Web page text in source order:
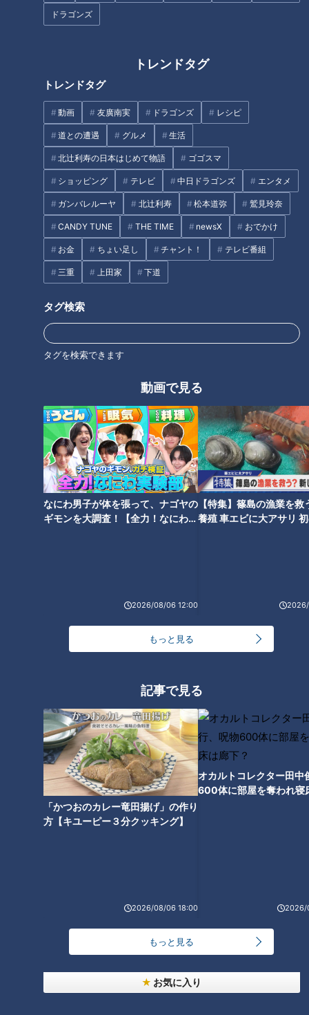
ドラゴンズ
トレンドタグ
トレンドタグ
動画 友廣南実 ドラゴンズ レシピ
道との遭遇 グルメ 生活
北辻利寿の日本はじめて物語 ゴゴスマ
ショッピング テレビ 中日ドラゴンズ エンタメ
ガンバレルーヤ 北辻利寿 松本道弥 鷲見玲奈
CANDY TUNE THE TIME newsX おでかけ
お金 ちょい足し チャント！ テレビ番組
三重 上田家 下道
タグ検索
タグを検索できます
動画で見る
なにわ男子が体を張って、ナゴヤの
ギモンを大調査！【全力！なにわ実
2026/08/06 12:00
【特集】篠島の漁業を救
養殖 車エビに大アサリ
もっと見る
記事で見る
「かつおのカレー竜田揚げ」の作り
方【キユーピー３分クッキング】
2026/08/06 18:00
オカルトコレクター田中
600体に部屋を奪われ寝
2026/
もっと見る
お気に入り
CBCテレビ野球中継「燃えよドラゴンズ」(C)燃えドラch
『みんなさあ、小田幸平の話をしても、知っているかな
『小田さん、結構有名じゃないですかぁ』
って、早速イジリ始めてますね、お二人さん！（笑）
『影の名捕手！？』
『名捕手ですか？』
まだまだイジリが収まりません！（笑）
憲伸さん、話すネタはないかとしばし黙り込み、突然口を開
『入団が同じなんよ！アイツ、オレよりも長くプレーした
んだよ』
『16年くらいプレーしてたんですか？』
ここで小田幸平さんのプチプロフィールを！
1997年ドラフト会議で読売ジャイアンツから4位指名を受けて
プロ入り。
川上『ヨシは、受けてもらっているよね？』
CBCテレビ野球中継「燃えよドラゴンズ」(C)燃えドラch
『地面スレスレの低いボールゾーンを上手く捕ってくれた
『バシッと捕ってくれたじゃないですか！白いミットで！